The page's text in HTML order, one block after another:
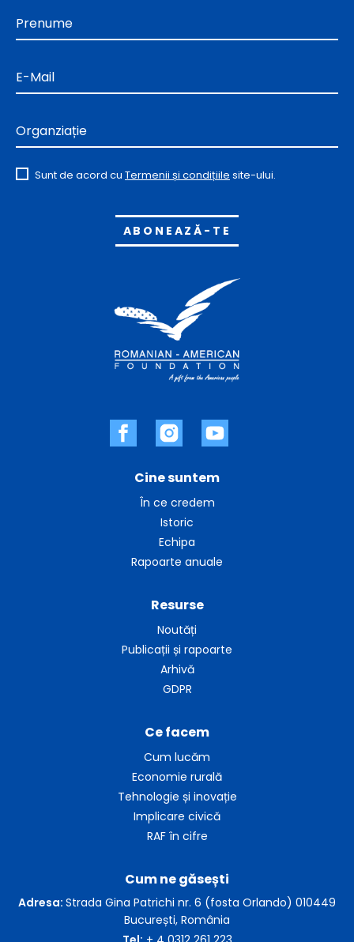
Cine suntem
În ce credem
Istoric
Echipa
Rapoarte anuale
Ce facem
Cum lucăm
Economie rurală
Tehnologie și inovație
Implicare civică
RAF în cifre
Resurse
Noutăți
Publicații și rapoarte
Arhivă
GDPR
Cum ne găsești
Adresa: Strada Gina Patrichi nr. 6 (fosta Orlando) 010449
București, România
Prenume
E-Mail
Organziație
Sunt de acord cu Termenii și condițiile site-ului.